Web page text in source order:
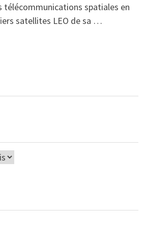
télécommunications spatiales en
satellites LEO de sa …